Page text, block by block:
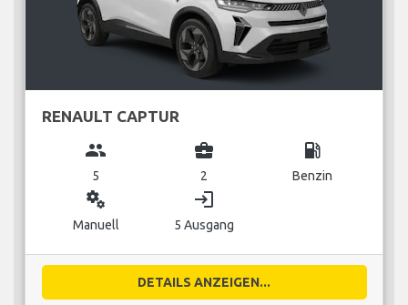
RENAULT CAPTUR
group
5
business_center
2
local_gas_station
Benzin
miscellaneous_services
Manuell
login
5 Ausgang
DETAILS ANZEIGEN...